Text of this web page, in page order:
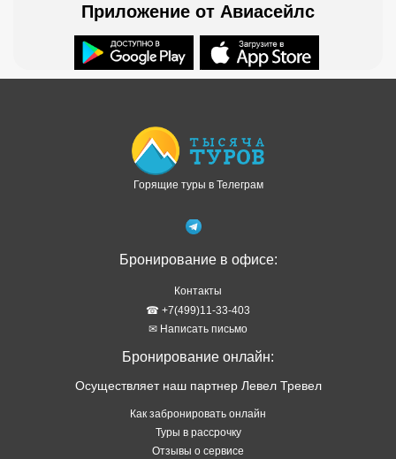
Приложение от Авиасейлс
Горящие туры в Телеграм
Бронирование в офисе:
Контакты
☎ +7(499)11-33-403
✉ Написать письмо
Бронирование онлайн:
Осуществляет наш партнер Левел Тревел
Как забронировать онлайн
Туры в рассрочку
Отзывы о сервисе